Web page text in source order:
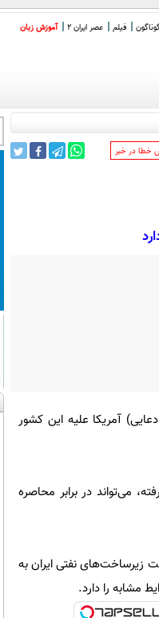
فیلم عصر ایران 2 آموزش زبان
خطا در خبر
آمریکا علیه این کشور
می‌تواند در برابر محاصره
زیرساخت‌های نفتی ایران به
مشابه را دارد.